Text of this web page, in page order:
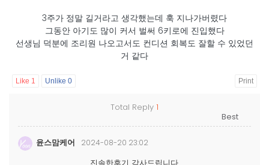
3주가 정말 길거라고 생각했는데 훅 지나가버렸다
그동안 아기도 많이 커서 벌써 6키로에 진입했다​
선생님 덕분에 조리원 나오고서도 컨디션 회복도 잘할 수 있었던
거 같다​
Like 1 Unlike 0 Print
Total Reply 1
윤스맘케어 2024-08-20 23:02
진솔한후기 감사드립니다.